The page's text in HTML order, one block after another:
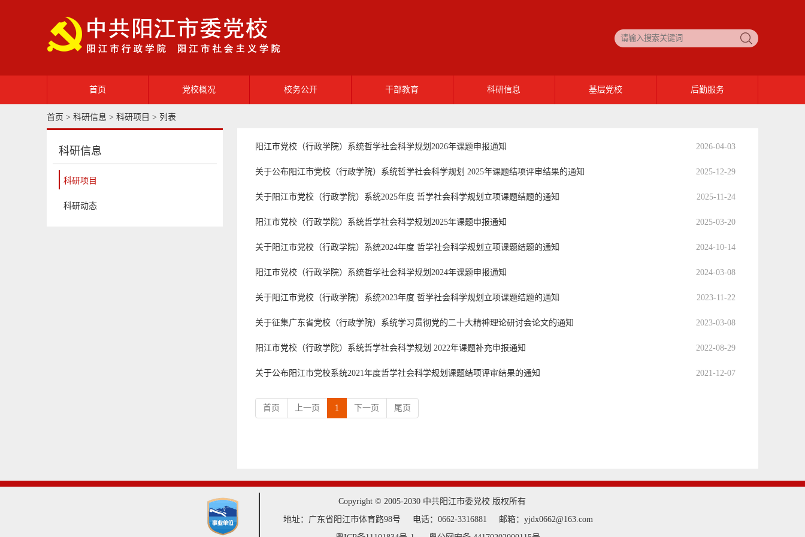
首页 党校概况 校务公开
机构设置
党校动态
干部教育
学员风采
网上报名
科研信息
科研动态
基层党校 后勤服务
最新消息
首页 > 科研信息 > 科研项目 > 列表
阳江市党校（行政学院）系统哲学社会科学规划2026年课题申报通知 2026-04-03
关于公布阳江市党校（行政学院）系统哲学社会科学规划 2025年课题结项评审结果的通知 2025-12-29
关于阳江市党校（行政学院）系统2025年度 哲学社会科学规划立项课题结题的通知 2025-11-24
阳江市党校（行政学院）系统哲学社会科学规划2025年课题申报通知 2025-03-20
关于阳江市党校（行政学院）系统2024年度 哲学社会科学规划立项课题结题的通知 2024-10-14
阳江市党校（行政学院）系统哲学社会科学规划2024年课题申报通知 2024-03-08
关于阳江市党校（行政学院）系统2023年度 哲学社会科学规划立项课题结题的通知 2023-11-22
关于征集广东省党校（行政学院）系统学习贯彻党的二十大精神理论研讨会论文的通知 2023-03-08
阳江市党校（行政学院）系统哲学社会科学规划 2022年课题补充申报通知 2022-08-29
关于公布阳江市党校系统2021年度哲学社会科学规划课题结项评审结果的通知 2021-12-07
首页 上一页 1 下一页 尾页
科研信息
科研项目
科研动态
Copyright © 2005-2030 中共阳江市委党校 版权所有
地址：广东省阳江市体育路98号
电话：0662-3316881
邮箱：yjdx0662@163.com